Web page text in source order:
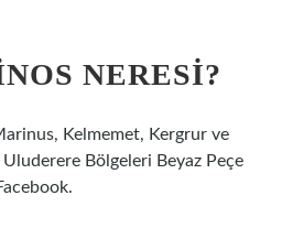
NERESI?
Kelmemet, Kergrur ve
Uluderere Bölgeleri Beyaz Peçe